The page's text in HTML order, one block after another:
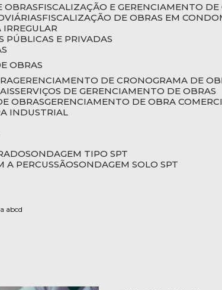
OBRAS
FISCALIZAÇÃO E GERENCIAMENTO DE
FISCALIZAÇÃO DE OBRAS EM
IRREGULAR
PÚBLICAS E PRIVADAS
OBRAS
GERENCIAMENTO DE CRONOGRAMA DE
SERVIÇOS DE GERENCIAMENTO DE OBRAS
OBRAS
GERENCIAMENTO DE OBRA
INDUSTRIAL
SONDAGEM TIPO SPT
A PERCUSSÃO SONDAGEM SOLO SPT
abcd